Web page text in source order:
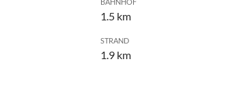
BAHNHOF
1.5 km
STRAND
1.9 km